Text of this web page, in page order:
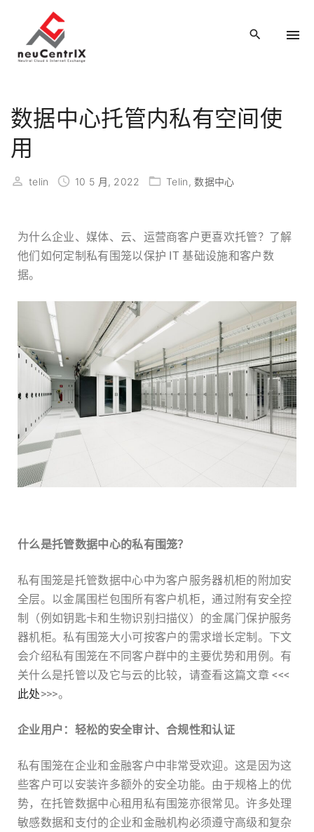
数据中心托管内私有空间使
用
telin 10 5 月, 2022 Telin 数据中心
为什么企业、媒体、云、运营商客户更喜欢托管？了解
他们如何定制私有围笼以保护 IT 基础设施和客户数
据。
什么是托管数据中心的私有围笼？
私有围笼是托管数据中心中为客户服务器机柜的附加安
全层。以金属围栏包围所有客户机柜，通过附有安全控
制（例如钥匙卡和生物识别扫描仪）的金属门保护服务
器机柜。私有围笼大小可按客户的需求增长定制。下文
会介绍私有围笼在不同客户群中的主要优势和用例。有
关什么是托管以及它与云的比较，请查看这篇文章 <<<
此处>>>。
企业用户：轻松的安全审计、合规性和认证
私有围笼在企业和金融客户中非常受欢迎。这是因为这
些客户可以安装许多额外的安全功能。由于规格上的优
势，在托管数据中心租用私有围笼亦很常见。许多处理
敏感数据和支付的企业和金融机构必须遵守高级和复杂